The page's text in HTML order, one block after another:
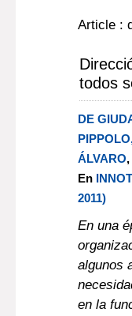
Article :
todos
DE
ÁLVARO
En
2011)
En una
algunos
en la